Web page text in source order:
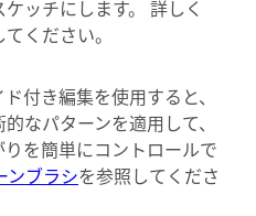
ッチにします。 詳しく
ください。
付き編集を使用すると、
なパターンを適用して、
を簡単にコントロールで
ンブラシを参照してくださ